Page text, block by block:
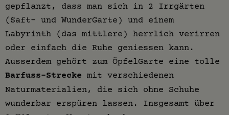
gepflanzt, dass man sich in 2 Irrgärten
(Saft- und WunderGarte) und einem
Labyrinth (das mittlere) herrlich verirren
oder einfach die Ruhe geniessen kann.
Ausserdem gehört zum ÖpfelGarte eine tolle
Barfuss-Strecke mit verschiedenen
Naturmaterialien, die sich ohne Schuhe
wunderbar erspüren lassen. Insgesamt über